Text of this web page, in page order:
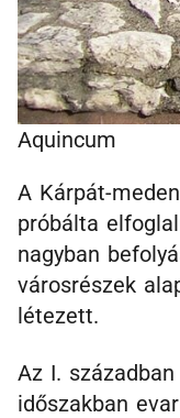
Aquincum
A Kárpát-
próbálta
nagyban
városrészek
létezett.
Az I.
időszakban